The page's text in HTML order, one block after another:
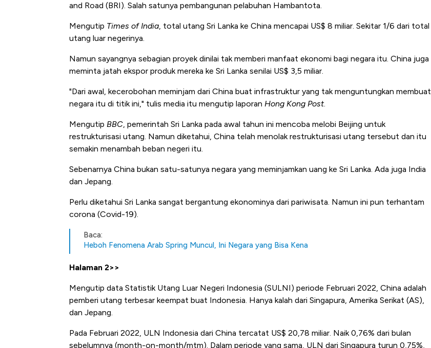
and Road (BRI). Salah satunya pembangunan pelabuhan Hambantota.
Mengutip Times of India, total utang Sri Lanka ke China mencapai US$ 8 miliar. Sekitar 1/6 dari total
utang luar negerinya.
Namun sayangnya sebagian proyek dinilai tak memberi manfaat ekonomi bagi negara itu. China juga
meminta jatah ekspor produk mereka ke Sri Lanka senilai US$ 3,5 miliar.
"Dari awal, kecerobohan meminjam dari China buat infrastruktur yang tak menguntungkan membuat
negara itu di titik ini," tulis media itu mengutip laporan Hong Kong Post.
Mengutip BBC, pemerintah Sri Lanka pada awal tahun ini mencoba melobi Beijing untuk
restrukturisasi utang. Namun diketahui, China telah menolak restrukturisasi utang tersebut dan itu
semakin menambah beban negeri itu.
Sebenarnya China bukan satu-satunya negara yang meminjamkan uang ke Sri Lanka. Ada juga India
dan Jepang.
Perlu diketahui Sri Lanka sangat bergantung ekonominya dari pariwisata. Namun ini pun terhantam
corona (Covid-19).
Baca:
Heboh Fenomena Arab Spring Muncul, Ini Negara yang Bisa Kena
Halaman 2>>
Mengutip data Statistik Utang Luar Negeri Indonesia (SULNI) periode Februari 2022, China adalah
pemberi utang terbesar keempat buat Indonesia. Hanya kalah dari Singapura, Amerika Serikat (AS),
dan Jepang.
Pada Februari 2022, ULN Indonesia dari China tercatat US$ 20,78 miliar. Naik 0,76% dari bulan
sebelumnya (month-on-month/mtm). Dalam periode yang sama, ULN dari Singapura turun 0,75%,